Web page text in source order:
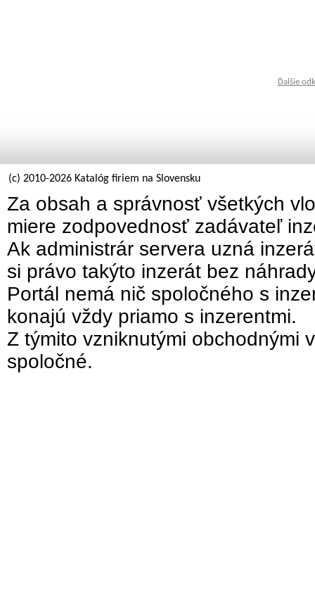
Ďalšie
(c) 2010-2026 Katalóg firiem na Slovensku
Za obsah a správnosť všetkých
miere zodpovednosť zadávateľ
Ak administrár servera uzná
si právo takýto inzerát bez
Portál nemá nič spoločného s
konajú vždy priamo s inzerentmi.
Z týmito vzniknutými obchodnými
spoločné.